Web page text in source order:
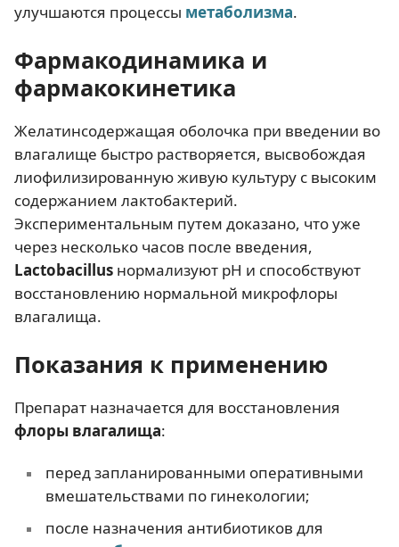
улучшаютcя процессы метаболизма.
Фармакодинамика и
фармакокинетика
Желатинсодержащая оболочка при введении во
влагалище быстро растворяется, высвобождая
лиофилизированную живую культуру с высоким
содержанием лактобактерий.
Экспериментальным путем доказано, что уже
через несколько часов после введения,
Lactobacillus нормализуют рН и способствуют
восстановлению нормальной микрофлоры
влагалища.
Показания к применению
Препарат назначается для восстановления
флоры влагалища:
перед запланированными оперативными
вмешательствами по гинекологии;
после назначения антибиотиков для